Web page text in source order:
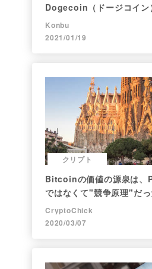
Dogecoin（ドージコイン
まで。注目される非証券性
Konbu
2021/01/19
クリプト
Bitcoinの価値の源泉は、
ではなくて"競争原理"だっ
CryptoChick
2020/03/07